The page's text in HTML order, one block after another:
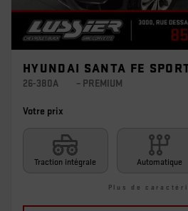
HYUNDAI SANTA FE
26-380A – PREMIUM
Votre prix
Traction intégrale Automatique
Plus de